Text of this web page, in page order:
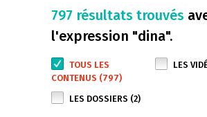
797 résultats trouvés
l'expression "dina".
TOUS LES
CONTENUS (797)
LES
LES DOSSIERS (2)